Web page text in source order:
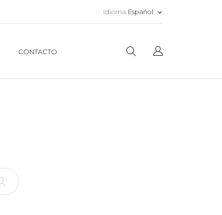
Idioma:Español keyboard_arrow_down
CONTACTO